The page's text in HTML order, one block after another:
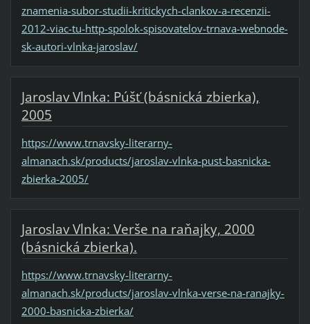
znamenia-subor-studii-kritickych-clankov-a-recenzii-
2012-viac-tu-http-spolok-spisovatelov-trnava-webnode-
sk-autori-vlnka-jaroslav/
Jaroslav Vlnka: Púšť (básnická zbierka),
2005
https://www.trnavsky-literarny-
almanach.sk/products/jaroslav-vlnka-pust-basnicka-
zbierka-2005/
Jaroslav Vlnka: Verše na raňajky, 2000
(básnická zbierka).
https://www.trnavsky-literarny-
almanach.sk/products/jaroslav-vlnka-verse-na-ranajky-
2000-basnicka-zbierka/